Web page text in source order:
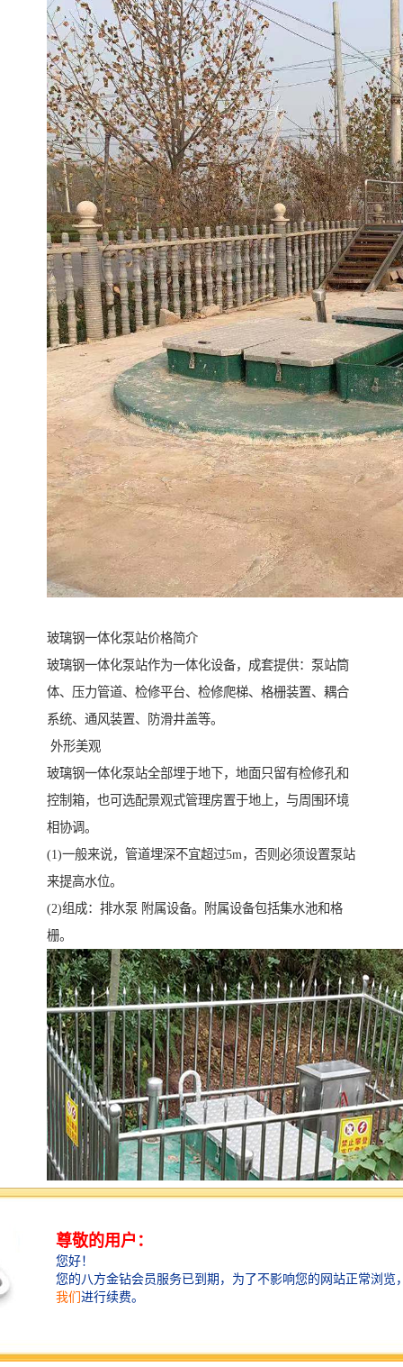
玻璃钢一体化泵站价格简介
玻璃钢一体化泵站作为一体化设备，成套提供：泵站筒
体、压力管道、检修平台、检修爬梯、格栅装置、耦合
系统、通风装置、防滑井盖等。
外形美观
玻璃钢一体化泵站全部埋于地下，地面只留有检修孔和
控制箱，也可选配景观式管理房置于地上，与周围环境
相协调。
(1)一般来说，管道埋深不宜超过5m，否则必须设置泵站
来提高水位。
(2)组成：排水泵 附属设备。附属设备包括集水池和格
栅。